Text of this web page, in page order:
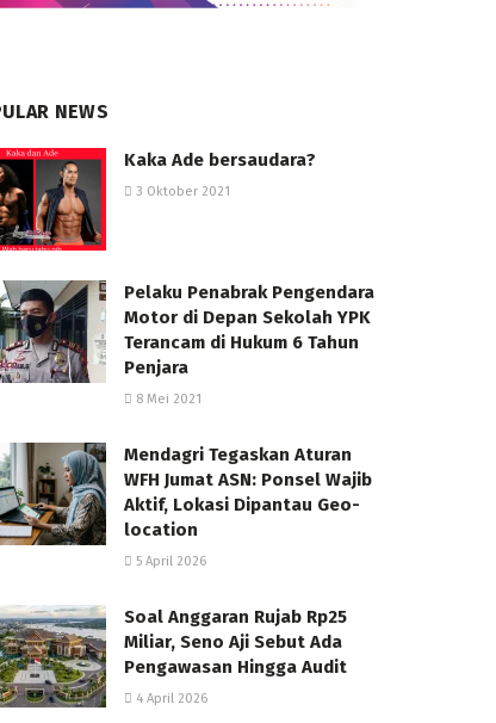
NEWS
Kaka Ade bersaudara?
3 Oktober 2021
Pelaku Penabrak Pengendara
Motor di Depan Sekolah YPK
Terancam di Hukum 6 Tahun
Penjara
8 Mei 2021
Mendagri Tegaskan Aturan
WFH Jumat ASN: Ponsel Wajib
Aktif, Lokasi Dipantau Geo-
location
5 April 2026
Soal Anggaran Rujab Rp25
Miliar, Seno Aji Sebut Ada
Pengawasan Hingga Audit
4 April 2026